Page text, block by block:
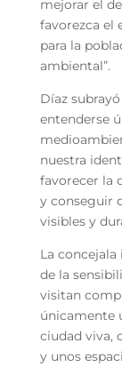
mejorar el
favorezca el
para la
ambiental”.
Díaz
entenderse
nuestra
favorecer la
y conseguir
visibles y
La
de la
visitan
únicamente
ciudad viva,
y unos